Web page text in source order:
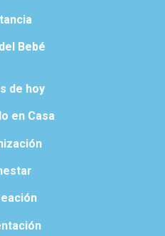
Bebé
de hoy
en Casa